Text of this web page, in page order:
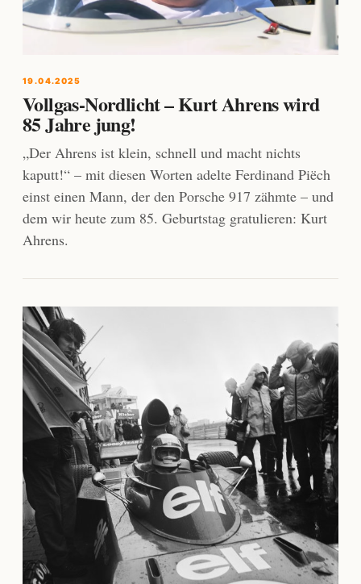
19.04.2025
Vollgas-Nordlicht – Kurt Ahrens wird
85 Jahre jung!
„Der Ahrens ist klein, schnell und macht nichts
kaputt!“ – mit diesen Worten adelte Ferdinand Piëch
einst einen Mann, der den Porsche 917 zähmte – und
dem wir heute zum 85. Geburtstag gratulieren: Kurt
Ahrens.